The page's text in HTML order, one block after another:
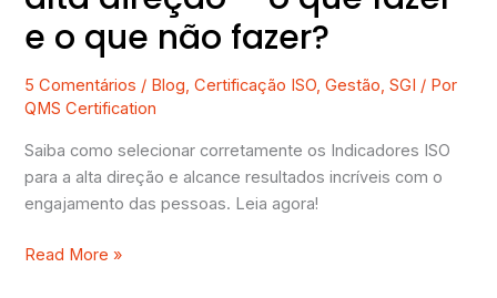
e o que não fazer?
5 Comentários / Blog,Certificação ISO,Gestão,SGI / Por
QMS Certification
Saiba como selecionar corretamente os Indicadores ISO
para a alta direção e alcance resultados incríveis com o
engajamento das pessoas. Leia agora!
fazer?
Read More »